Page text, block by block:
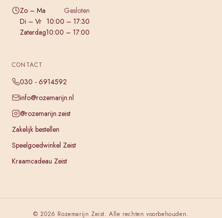
Zo – Ma
Gesloten
Di – Vr 10:00 – 17:30
Zaterdag10:00 – 17:00
CONTACT
030 - 6914592
info@rozemarijn.nl
@rozemarijn.zeist
Zakelijk bestellen
Speelgoedwinkel Zeist
Kraamcadeau Zeist
© 2026 Rozemarijn Zeist. Alle rechten voorbehouden.